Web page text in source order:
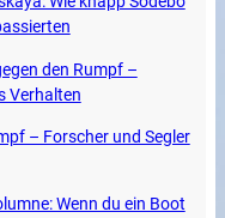
den Rumpf –
Verhalten
– Forscher und Segler
Wenn du ein Boot